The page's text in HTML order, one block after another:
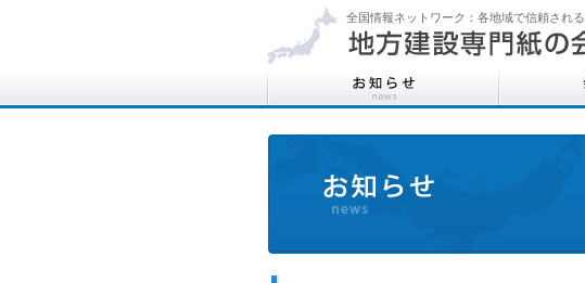
全国情報ネットワーク：各地域で信頼され